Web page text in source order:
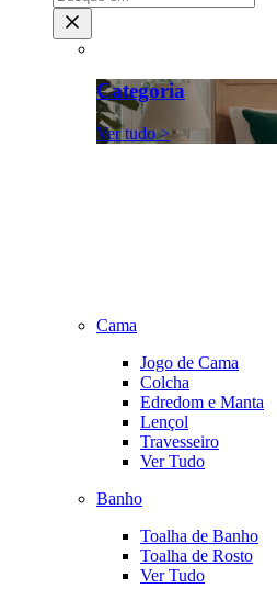
Categoria
Ver tudo >
Cama
Jogo de Cama
Colcha
Edredom e Manta
Lençol
Travesseiro
Ver Tudo
Banho
Toalha de Banho
Toalha de Rosto
Ver Tudo